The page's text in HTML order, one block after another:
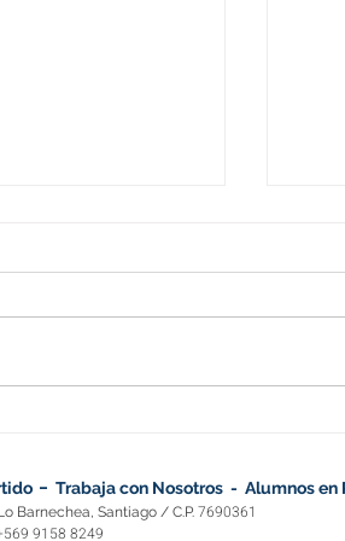
no
Diciembre
​ - Trabaja con Nosotros - Alumnos en
9158 8249
Barnechea, Santiago / C.P. 7690361